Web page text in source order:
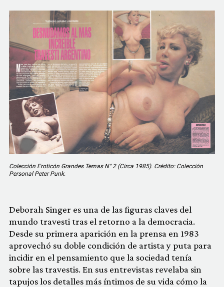
Colección Eroticón Grandes Temas N° 2 (Circa 1985). Crédito: Colección
Personal Peter Punk.
Deborah Singer es una de las figuras claves del
mundo travesti tras el retorno a la democracia.
Desde su primera aparición en la prensa en 1983
aprovechó su doble condición de artista y puta para
incidir en el pensamiento que la sociedad tenía
sobre las travestis. En sus entrevistas revelaba sin
tapujos los detalles más íntimos de su vida cómo la